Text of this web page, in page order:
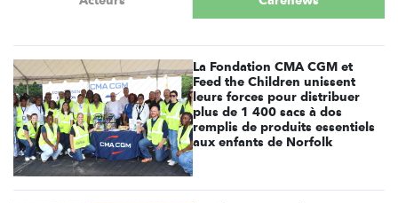
La Fondation CMA CGM et
Feed the Children unissent
leurs forces pour distribuer
plus de 1 400 sacs à dos
remplis de produits essentiels
aux enfants de Norfolk